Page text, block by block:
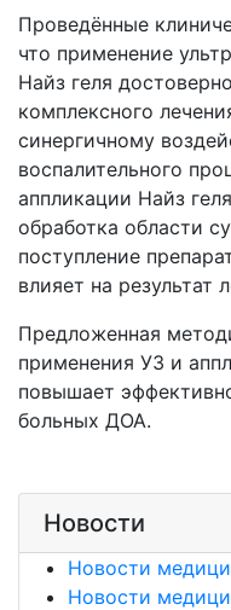
Проведённые
что применение
Найз геля
комплексного
синергичному
воспалительного
аппликации Найз
обработка области
поступление
влияет на результат
Предложенная
применения УЗ и
повышает
больных ДОА.
Новости
Новости
Новости